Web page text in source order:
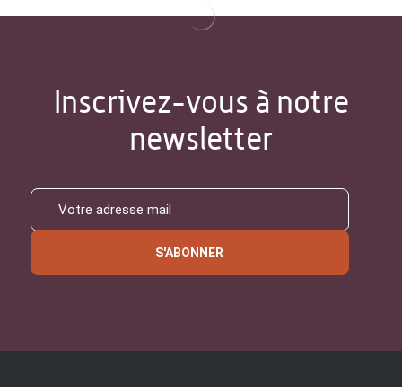
Inscrivez-vous à notre
newsletter
S'ABONNER